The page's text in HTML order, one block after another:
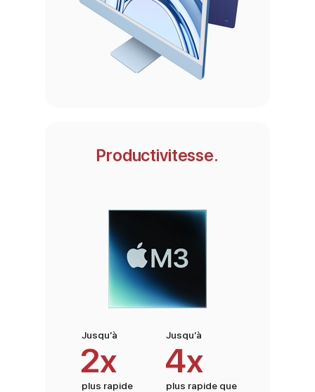
Productivitesse.
Jusqu’à
2x
plus rapide
Jusqu’à
4x
plus rapide que